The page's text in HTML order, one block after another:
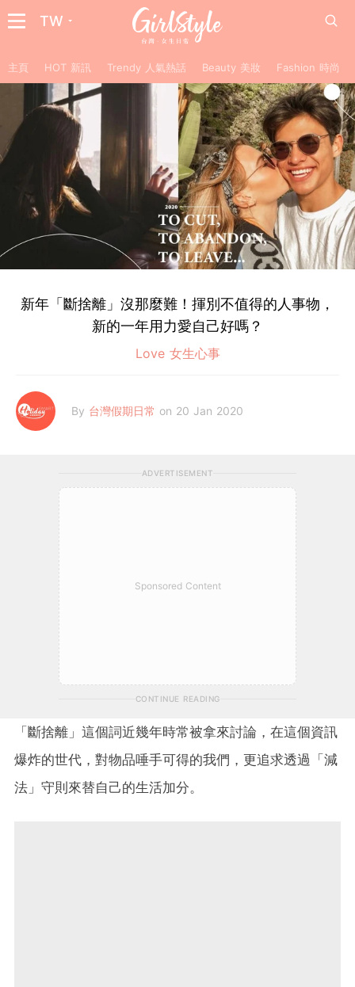
TW
主頁 HOT 新訊 Trendy 人氣熱話 Beauty 美妝 Fashion 時尚
新年「斷捨離」沒那麼難！揮別不值得的人事物，
新的一年用力愛自己好嗎？
Love 女生心事
By 台灣假期日常 on 20 Jan 2020
ADVERTISEMENT
Sponsored Content
CONTINUE READING
「斷捨離」這個詞近幾年時常被拿來討論，在這個資訊
爆炸的世代，對物品唾手可得的我們，更追求透過「減
法」守則來替自己的生活加分。